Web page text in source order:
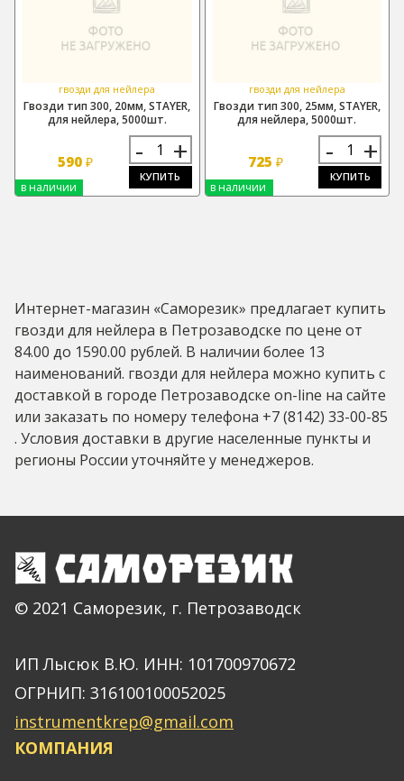
гвозди для нейлера
Гвозди тип 300, 20мм, STAYER,
для нейлера, 5000шт.
590₽ - +
КУПИТЬ
в наличии
гвозди для нейлера
Гвозди тип 300, 25мм, STAYER,
для нейлера, 5000шт.
725 ₽ - +
КУПИТЬ
в наличии
Интернет-магазин «Саморезик» предлагает купить
гвозди для нейлера в Петрозаводске по цене от
84.00 до 1590.00 рублей. В наличии более 13
наименований. гвозди для нейлера можно купить с
доставкой в городе Петрозаводске on-line на сайте
или заказать по номеру телефона +7 (8142) 33-00-85
. Условия доставки в другие населенные пункты и
регионы России уточняйте у менеджеров.
© 2021 Саморезик, г. Петрозаводск
ИП Лысюк В.Ю. ИНН: 101700970672
ОГРНИП: 316100100052025
instrumentkrep@gmail.com
КОМПАНИЯ